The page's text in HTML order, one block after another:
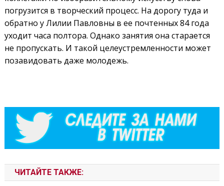
погрузится в творческий процесс. На дорогу туда и
обратно у Лилии Павловны в ее почтенных 84 года
уходит часа полтора. Однако занятия она старается
не пропускать. И такой целеустремленности может
позавидовать даже молодежь.
ЧИТАЙТЕ ТАКЖЕ: